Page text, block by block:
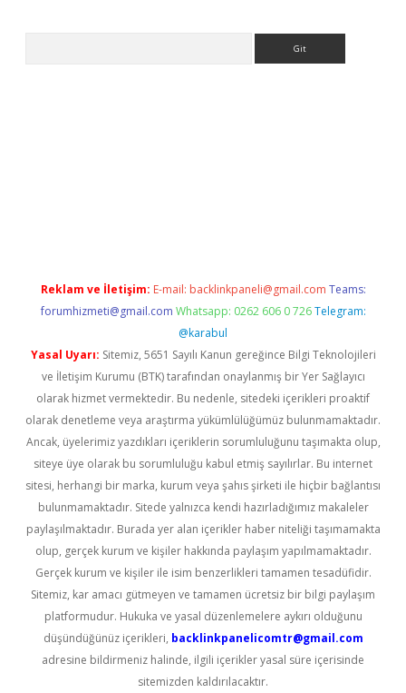
Reklam ve İletişim: E-mail: backlinkpaneli@gmail.com Teams:
forumhizmeti@gmail.com Whatsapp: 0262 606 0 726 Telegram:
@karabul
Yasal Uyarı: Sitemiz, 5651 Sayılı Kanun gereğince Bilgi Teknolojileri
ve İletişim Kurumu (BTK) tarafından onaylanmış bir Yer Sağlayıcı
olarak hizmet vermektedir. Bu nedenle, sitedeki içerikleri proaktif
olarak denetleme veya araştırma yükümlülüğümüz bulunmamaktadır.
Ancak, üyelerimiz yazdıkları içeriklerin sorumluluğunu taşımakta olup,
siteye üye olarak bu sorumluluğu kabul etmiş sayılırlar. Bu internet
sitesi, herhangi bir marka, kurum veya şahıs şirketi ile hiçbir bağlantısı
bulunmamaktadır. Sitede yalnızca kendi hazırladığımız makaleler
paylaşılmaktadır. Burada yer alan içerikler haber niteliği taşımamakta
olup, gerçek kurum ve kişiler hakkında paylaşım yapılmamaktadır.
Gerçek kurum ve kişiler ile isim benzerlikleri tamamen tesadüfidir.
Sitemiz, kar amacı gütmeyen ve tamamen ücretsiz bir bilgi paylaşım
platformudur. Hukuka ve yasal düzenlemelere aykırı olduğunu
düşündüğünüz içerikleri, backlinkpanelicomtr@gmail.com
adresine bildirmeniz halinde, ilgili içerikler yasal süre içerisinde
sitemizden kaldırılacaktır.